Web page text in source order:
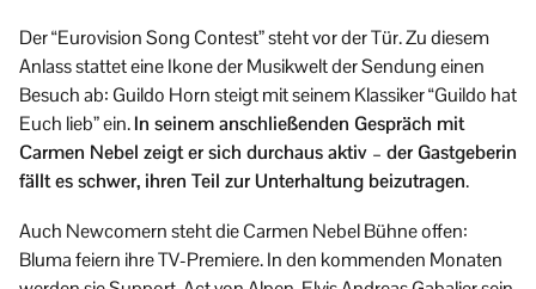
Der “Eurovision Song Contest” steht vor der Tür. Zu diesem
Anlass stattet eine Ikone der Musikwelt der Sendung einen
Besuch ab: Guildo Horn steigt mit seinem Klassiker “Guildo hat
Euch lieb” ein.In seinem anschließenden Gespräch mit
Carmen Nebel zeigt er sich durchaus aktiv – der Gastgeberin
fällt es schwer, ihren Teil zur Unterhaltung beizutragen.
Auch Newcomern steht die Carmen Nebel Bühne offen:
Bluma feiern ihre TV-Premiere. In den kommenden Monaten